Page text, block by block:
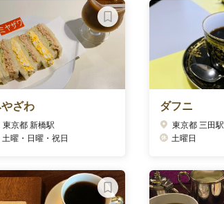
ざわ
東京都 新橋駅
土曜・日曜・祝日
ダフニ
東京都 三田駅
土曜日